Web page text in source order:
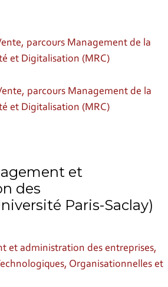
parcours Management de la
et Digitalisation (MRC)
parcours Management de la
et Digitalisation (MRC)
et
des
Paris-Saclay)
et administration des entreprises,
Organisationnelles et